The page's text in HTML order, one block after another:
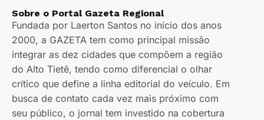
Sobre o Portal Gazeta Regional
Fundada por Laerton Santos no início dos anos
2000, a GAZETA tem como principal missão
integrar as dez cidades que compõem a região
do Alto Tietê, tendo como diferencial o olhar
crítico que define a linha editorial do veículo. Em
busca de contato cada vez mais próximo com
seu público, o jornal tem investido na cobertura